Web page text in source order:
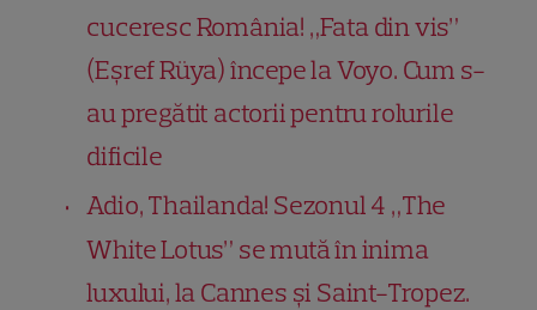
cuceresc România! „Fata din vis”
(Eşref Rüya) începe la Voyo. Cum s-
au pregătit actorii pentru rolurile
dificile
Adio, Thailanda! Sezonul 4 „The
White Lotus” se mută în inima
luxului, la Cannes și Saint-Tropez.